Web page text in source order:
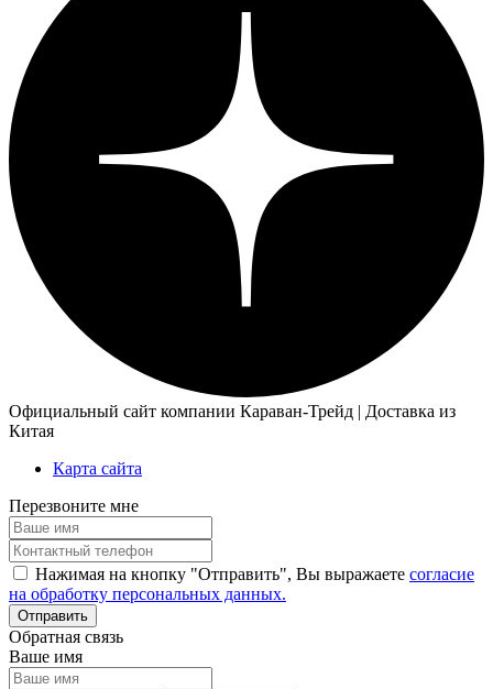
Официальный сайт компании Караван-Трейд | Доставка из
Китая
Карта сайта
Перезвоните мне
Нажимая на кнопку "Отправить", Вы выражаете согласие
на обработку персональных данных.
Обратная связь
Ваше имя